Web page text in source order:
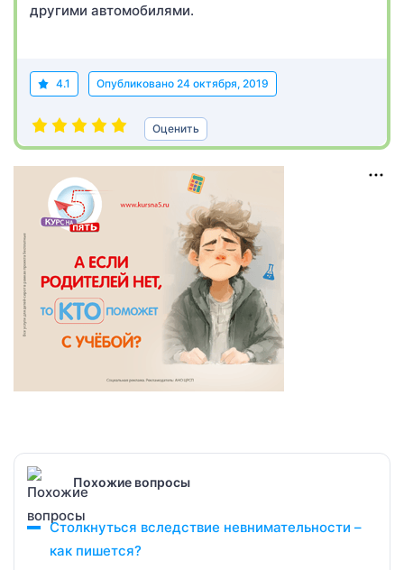
другими автомобилями.
4.1 Опубликовано 24 октября, 2019
Оценить
Похожие вопросы
Столкнуться вследствие невнимательности –
как пишется?